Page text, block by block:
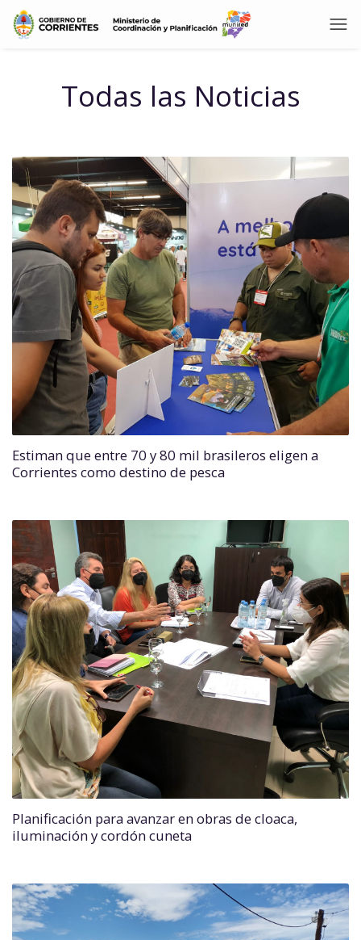
Todas las Noticias
Estiman que entre 70 y 80 mil brasileros eligen a
Corrientes como destino de pesca
Planificación para avanzar en obras de cloaca,
iluminación y cordón cuneta